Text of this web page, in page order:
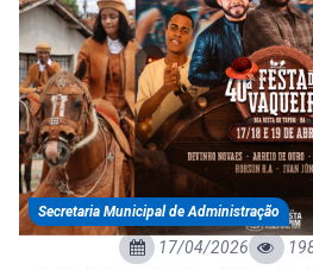
Secretaria Municipal de Administração
17/04/2026